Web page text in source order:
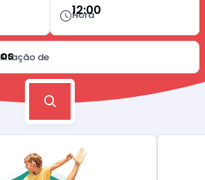
Hora
12:00
de